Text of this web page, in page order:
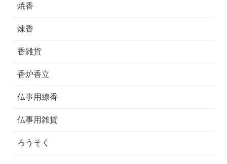
焼香
煉香
香雑貨
香炉香立
仏事用線香
仏事用雑貨
ろうそく